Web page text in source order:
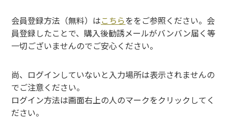
会員登録方法（無料）はこちらををご参照ください。会
員登録したことで、購入後勧誘メールがバンバン届く等
一切ございませんのでご安心ください。
尚、ログインしていないと入力場所は表示されませんの
でご注意ください。
ログイン方法は画面右上の人のマークをクリックしてく
ださい。